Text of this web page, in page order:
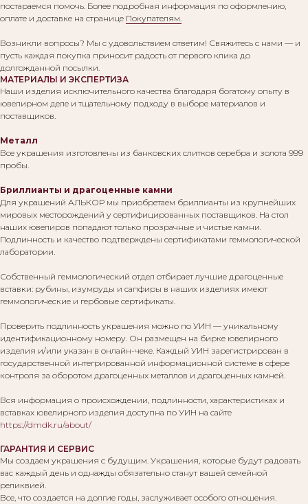
постараемся помочь. Более подробная информация по оформлению,
оплате и доставке на странице Покупателям.
Возникли вопросы? Мы с удовольствием ответим! Свяжитесь с нами — и
пусть каждая покупка приносит радость от первого клика до
долгожданной посылки.
МАТЕРИАЛЫ И ЭКСПЕРТИЗА
Наши изделия исключительного качества благодаря богатому опыту в
ювелирном деле и тщательному подходу в выборе материалов и
поставщиков.
Металл
Все украшения изготовлены из банковских слитков серебра и золота 999
пробы.
Бриллианты и драгоценные камни
Для украшений АЛЬКОР мы приобретаем бриллианты из крупнейших
мировых месторождений у сертифицированных поставщиков. На стол
наших ювелиров попадают только прозрачные и чистые камни.
Подлинность и качество подтверждены сертификатами геммологической
лаборатории.
Собственный геммологический отдел отбирает лучшие драгоценные
вставки: рубины, изумруды и сапфиры в наших изделиях имеют
геммологические и гербовые сертификаты.
Проверить подлинность украшения можно по УИН — уникальному
идентификационному номеру. Он размещен на бирке ювелирного
изделия и/или указан в онлайн-чеке. Каждый УИН зарегистрирован в
государственной интегрированной информационной системе в сфере
контроля за оборотом драгоценных металлов и драгоценных камней.
Вся информация о происхождении, подлинности, характеристиках и
вставках ювелирного изделия доступна по УИН на сайте
https://dmdk.ru/about/
ГАРАНТИЯ И СЕРВИС
Мы создаем украшения с будущим. Украшения, которые будут радовать
вас каждый день и однажды обязательно станут вашей семейной
реликвией.
Все, что создается на долгие годы, заслуживает особого отношения.